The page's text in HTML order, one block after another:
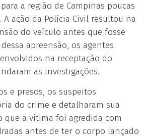
a região de Campinas poucas
A ação da Polícia Civil resultou na
do veículo antes que fosse
apreensão, os agentes
na receptação do
as investigações.
e presos, os suspeitos
do crime e detalharam sua
que a vítima foi agredida com
antes de ter o corpo lançado